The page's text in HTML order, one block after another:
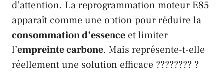
d’attention. La reprogrammation moteur E85
apparaît comme une option pour réduire la
consommation d’essence et limiter
l’empreinte carbone. Mais représente-t-elle
réellement une solution efficace ???????? ?